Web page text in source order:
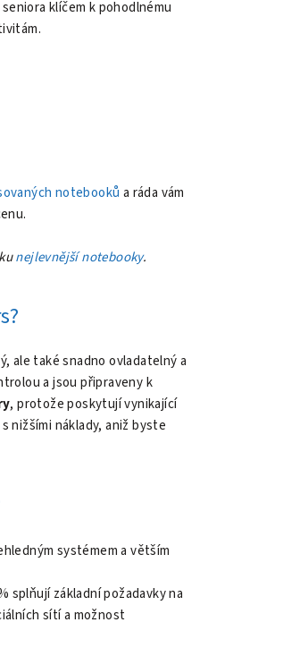
klíčem k pohodlnému
notebooků a ráda vám
nejlevnější notebooky.
ale také snadno ovladatelný a
a jsou připraveny k
, protože poskytují vynikající
nižšími náklady, aniž byste
systémem a větším
splňují základní požadavky na
sítí a možnost